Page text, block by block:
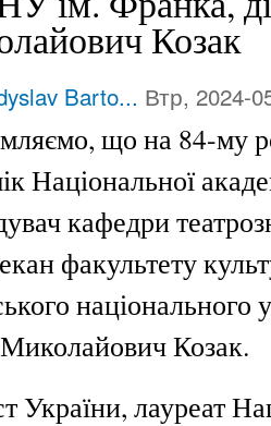
Козак
Barto... Втр, 2024-
що на 84-му
Національної
кафедри
факультету
національного
Козак.
України, лауреат